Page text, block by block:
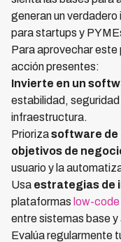
generan un
para startups y
Para aprovechar
acción presentes:
Invierte en un
estabilidad,
infraestructura.
Priorizasoftware de
objetivos de
usuario y la
Usa estrategias de
plataformas low-code
entre sistemas base y
Evalúa regularmente